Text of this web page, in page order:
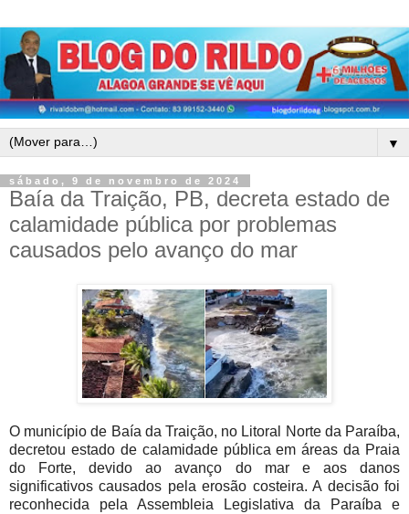
▼
sábado, 9 de novembro de 2024
Baía da Traição, PB, decreta estado de
calamidade pública por problemas
causados pelo avanço do mar
O município de Baía da Traição, no Litoral Norte da Paraíba,
decretou estado de calamidade pública em áreas da Praia
do Forte, devido ao avanço do mar e aos danos
significativos causados pela erosão costeira. A decisão foi
reconhecida pela Assembleia Legislativa da Paraíba e